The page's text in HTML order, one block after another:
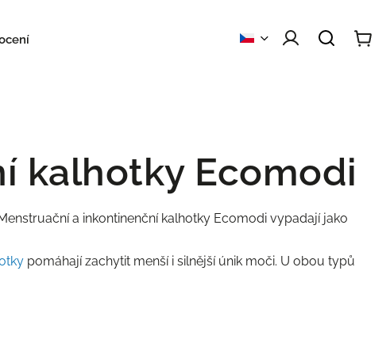
obchodu
kalhotky Ecomodi
a inkontinenční kalhotky Ecomodi vypadají jako
pomáhají zachytit menší i silnější únik moči. U obou typů